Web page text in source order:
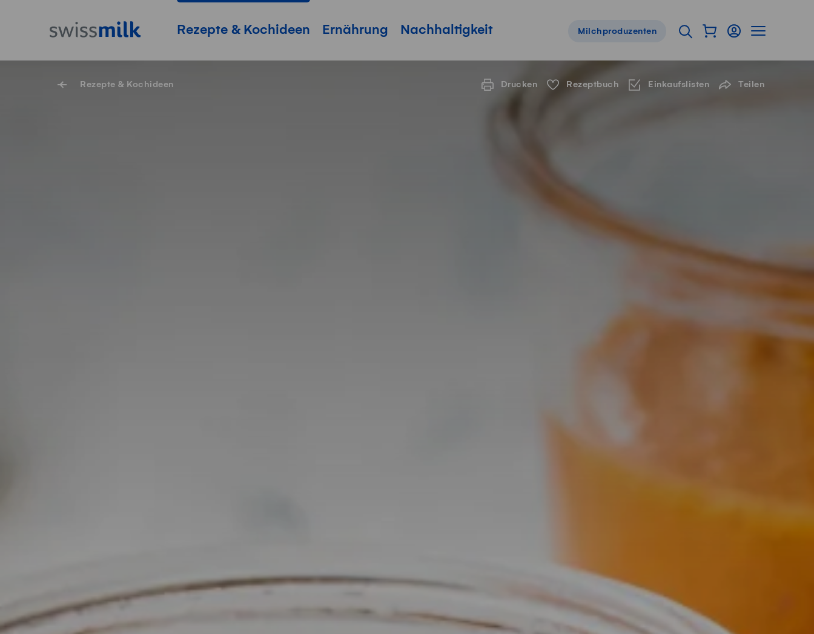
StartseiteHauptnavigation
Rezepte & Kochideen Ernährung Nachhaltigkeit
Servicenavigation
Milchproduzenten Suche öffnen
Warenkorb als
Login
Rezepte & Kochideen Drucken Rezeptbuch Einkaufslisten Teilen